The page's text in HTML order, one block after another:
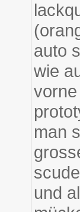
auto
wie
man
und